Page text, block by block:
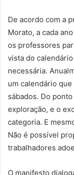
De acordo com a
Morato, a cada
os professores
vista do
necessária.
um calendário
sábados. Do
exploração, e o
categoria. E
Não é possível
trabalhadores
O manifesto